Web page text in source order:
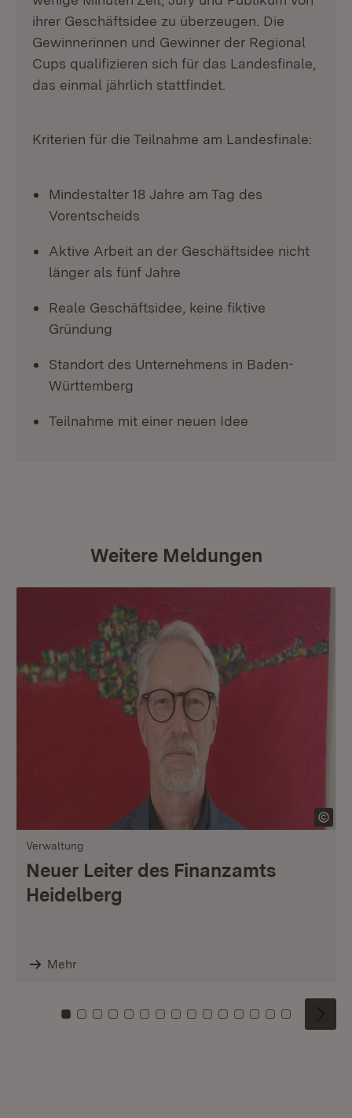
ihrer Geschäftsidee zu überzeugen. Die
Gewinnerinnen und Gewinner der Regional
Cups qualifizieren sich für das Landesfinale,
das einmal jährlich stattfindet.
Kriterien für die Teilnahme am Landesfinale:
Mindestalter 18 Jahre am Tag des
Vorentscheids
Aktive Arbeit an der Geschäftsidee nicht
länger als fünf Jahre
Reale Geschäftsidee, keine fiktive
Gründung
Standort des Unternehmens in Baden-
Württemberg
Teilnahme mit einer neuen Idee
Weitere Meldungen
Verwaltung
Neuer Leiter des Finanzamts
Heidelberg
Mehr
Zu Kachel: 0
Zu Kachel: 1
Zu Kachel: 2
Zu Kachel: 3
Zu Kachel: 4
Zu Kachel: 5
Zu Kachel: 6
Zu Kachel: 7
Zu Kachel: 8
Zu Kachel: 9
Zu Kachel: 10
Zu Kachel: 11
Zu Kachel: 12
Zu Kachel:
Zu